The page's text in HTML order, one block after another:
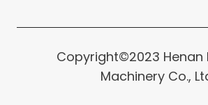
Copyright©2023 Henan
Machinery Co.,